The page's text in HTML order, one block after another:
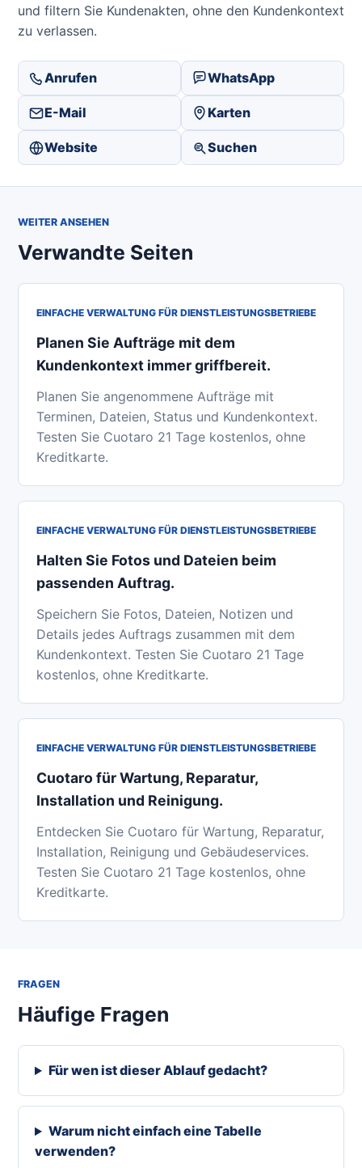
und filtern Sie Kundenakten, ohne den Kundenkontext
zu verlassen.
Anrufen WhatsApp
E-Mail Karten
Website Suchen
WEITER ANSEHEN
Verwandte Seiten
EINFACHE VERWALTUNG FÜR DIENSTLEISTUNGSBETRIEBE
Planen Sie Aufträge mit dem
Kundenkontext immer griffbereit.
Planen Sie angenommene Aufträge mit
Terminen, Dateien, Status und Kundenkontext.
Testen Sie Cuotaro 21 Tage kostenlos, ohne
Kreditkarte.
EINFACHE VERWALTUNG FÜR DIENSTLEISTUNGSBETRIEBE
Halten Sie Fotos und Dateien beim
passenden Auftrag.
Speichern Sie Fotos, Dateien, Notizen und
Details jedes Auftrags zusammen mit dem
Kundenkontext. Testen Sie Cuotaro 21 Tage
kostenlos, ohne Kreditkarte.
EINFACHE VERWALTUNG FÜR DIENSTLEISTUNGSBETRIEBE
Cuotaro für Wartung, Reparatur,
Installation und Reinigung.
Entdecken Sie Cuotaro für Wartung, Reparatur,
Installation, Reinigung und Gebäudeservices.
Testen Sie Cuotaro 21 Tage kostenlos, ohne
Kreditkarte.
FRAGEN
Häufige Fragen
Für wen ist dieser Ablauf gedacht?
Warum nicht einfach eine Tabelle
verwenden?